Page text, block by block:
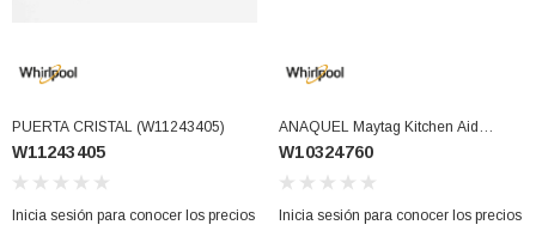
PUERTA CRISTAL (W11243405)
W11243405
Inicia sesión para conocer los precios
ANAQUEL Maytag Kitchen Aid
Kenmore (W10324760)
W10324760
Inicia sesión para conocer los precios